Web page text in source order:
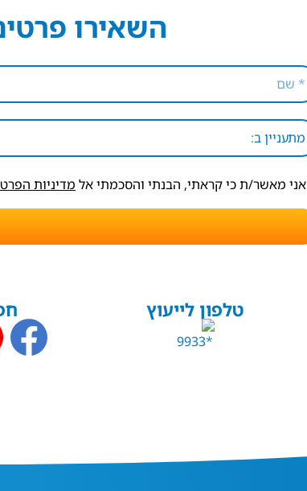
השאירו
אני מאשר/ת כי קראתי, הבנתי והסכמתי אל מדיניות
טלפון לייעוץ